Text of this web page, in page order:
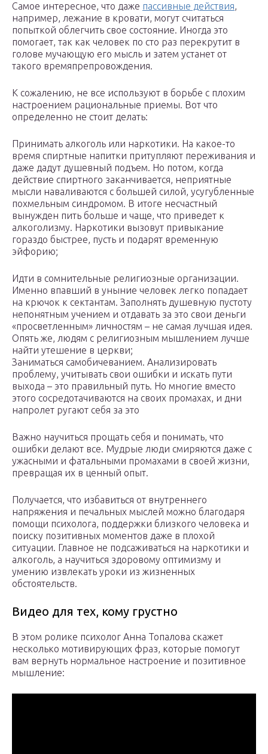
Самое интересное, что даже пассивные действия,
например, лежание в кровати, могут считаться
попыткой облегчить свое состояние. Иногда это
помогает, так как человек по сто раз перекрутит в
голове мучающую его мысль и затем устанет от
такого времяпрепровождения.
К сожалению, не все используют в борьбе с плохим
настроением рациональные приемы. Вот что
определенно не стоит делать:
Принимать алкоголь или наркотики. На какое-то
время спиртные напитки притупляют переживания и
даже дадут душевный подъем. Но потом, когда
действие спиртного заканчивается, неприятные
мысли наваливаются с большей силой, усугубленные
похмельным синдромом. В итоге несчастный
вынужден пить больше и чаще, что приведет к
алкоголизму. Наркотики вызовут привыкание
гораздо быстрее, пусть и подарят временную
эйфорию;
Идти в сомнительные религиозные организации.
Именно впавший в уныние человек легко попадает
на крючок к сектантам. Заполнять душевную пустоту
непонятным учением и отдавать за это свои деньги
«просветленным» личностям – не самая лучшая идея.
Опять же, людям с религиозным мышлением лучше
найти утешение в церкви;
Заниматься самобичеванием. Анализировать
проблему, учитывать свои ошибки и искать пути
выхода – это правильный путь. Но многие вместо
этого сосредотачиваются на своих промахах, и дни
напролет ругают себя за это
Важно научиться прощать себя и понимать, что
ошибки делают все. Мудрые люди смиряются даже с
ужасными и фатальными промахами в своей жизни,
превращая их в ценный опыт.
Получается, что избавиться от внутреннего
напряжения и печальных мыслей можно благодаря
помощи психолога, поддержки близкого человека и
поиску позитивных моментов даже в плохой
ситуации. Главное не подсаживаться на наркотики и
алкоголь, а научиться здоровому оптимизму и
умению извлекать уроки из жизненных
обстоятельств.
Видео для тех, кому грустно
В этом ролике психолог Анна Топалова скажет
несколько мотивирующих фраз, которые помогут
вам вернуть нормальное настроение и позитивное
мышление: